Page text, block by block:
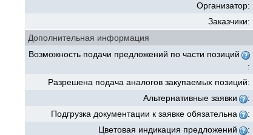
Организатор:
Заказчики:
Дополнительная информация
Возможность подачи предложений по части позиций
:
Разрешена подача аналогов закупаемых позиций:
Альтернативные заявки
:
Подгрузка документации к заявке обязательна
:
Цветовая индикация предложений
: